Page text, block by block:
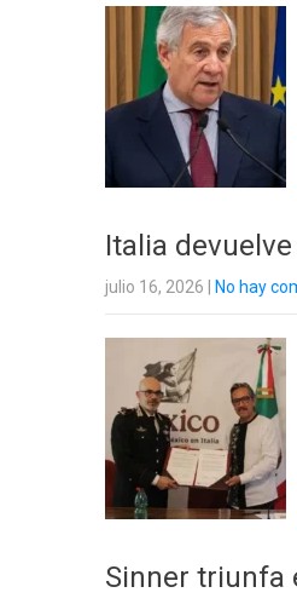
Italia
julio 16, 2026 No hay
Sinner triunfa